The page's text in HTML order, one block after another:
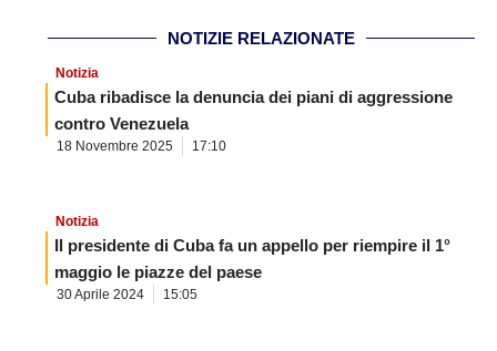
NOTIZIE RELAZIONATE
Notizia
Cuba ribadisce la denuncia dei piani di aggressione
contro Venezuela
18 Novembre 2025 17:10
Notizia
Il presidente di Cuba fa un appello per riempire il 1°
maggio le piazze del paese
30 Aprile 2024 15:05